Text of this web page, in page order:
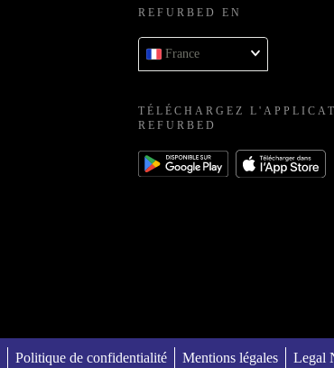
REFURBED EN
France
TÉLÉCHARGEZ
REFURBED
Politique de confidentialité Mentions légales Legal